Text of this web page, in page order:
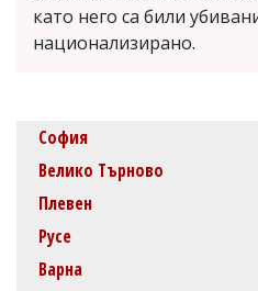
като него са били
национализирано.
София
Велико Търново
Плевен
Русе
Варна